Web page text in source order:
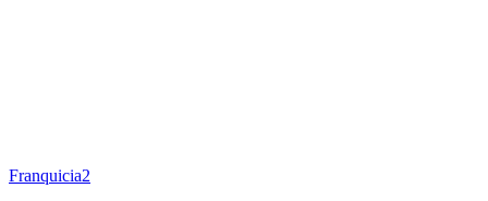
Franquicia2